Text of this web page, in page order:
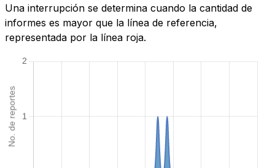
Una interrupción se determina cuando la cantidad de
informes es mayor que la línea de referencia,
representada por la línea roja.